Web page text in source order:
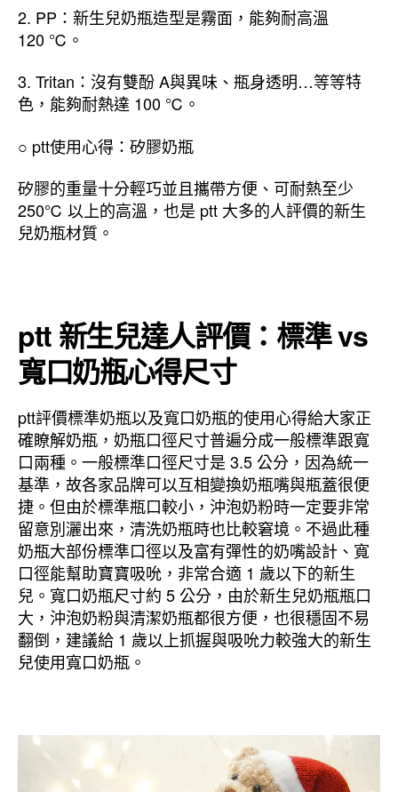
2. PP：新生兒奶瓶造型是霧面，能夠耐高溫
120 ℃。
3. Tritan：沒有雙酚 A與異味、瓶身透明…等等特
色，能夠耐熱達 100 ℃。
○ ptt使用心得：矽膠奶瓶
矽膠的重量十分輕巧並且攜帶方便、可耐熱至少
250℃ 以上的高溫，也是 ptt 大多的人評價的新生
兒奶瓶材質。
ptt 新生兒達人評價：標準 vs
寬口奶瓶心得尺寸
ptt評價標準奶瓶以及寬口奶瓶的使用心得給大家正
確瞭解奶瓶，奶瓶口徑尺寸普遍分成一般標準跟寬
口兩種。一般標準口徑尺寸是 3.5 公分，因為統一
基準，故各家品牌可以互相變換奶瓶嘴與瓶蓋很便
捷。但由於標準瓶口較小，沖泡奶粉時一定要非常
留意別灑出來，清洗奶瓶時也比較窘境。不過此種
奶瓶大部份標準口徑以及富有彈性的奶嘴設計、寬
口徑能幫助寶寶吸吮，非常合適 1 歲以下的新生
兒。寬口奶瓶尺寸約 5 公分，由於新生兒奶瓶瓶口
大，沖泡奶粉與清潔奶瓶都很方便，也很穩固不易
翻倒，建議給 1 歲以上抓握與吸吮力較強大的新生
兒使用寬口奶瓶。